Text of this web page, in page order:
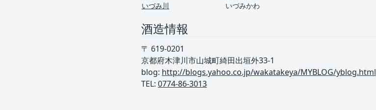
いづみ川
いづみかわ
酒造情報
〒 619-0201
京都府木津川市山城町綺田出垣外33-1
blog: http://blogs.yahoo.co.jp/wakatakeya/MYBLOG/yblog.html
TEL: ︎ 0774-86-3013